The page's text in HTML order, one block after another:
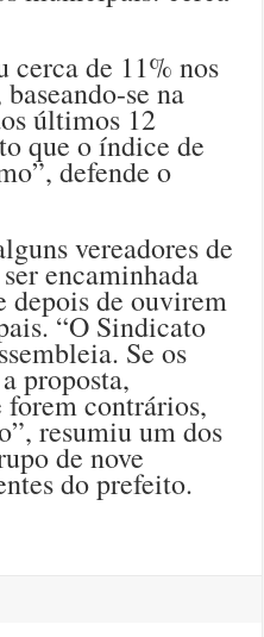
cerca de 11% nos
se na
últimos 12
que o índice de
defende o
vereadores de
encaminhada
depois de ouvirem
“O Sindicato
Se os
proposta,
forem contrários,
resumiu um dos
de nove
do prefeito.